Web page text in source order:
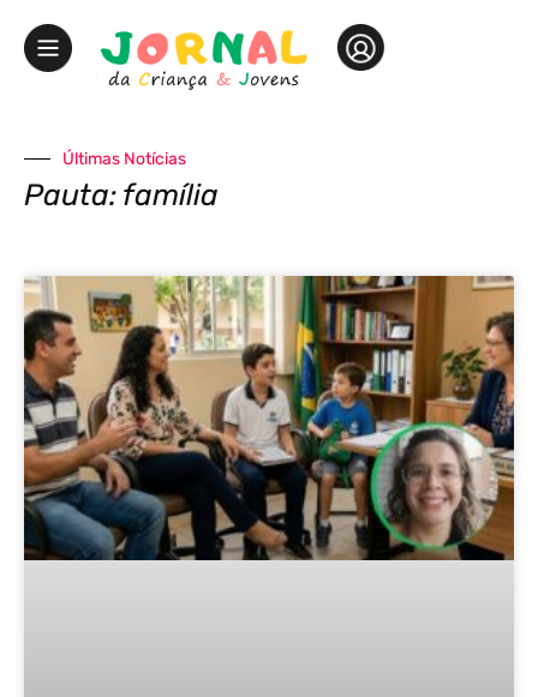
Últimas Notícias
Pauta: família